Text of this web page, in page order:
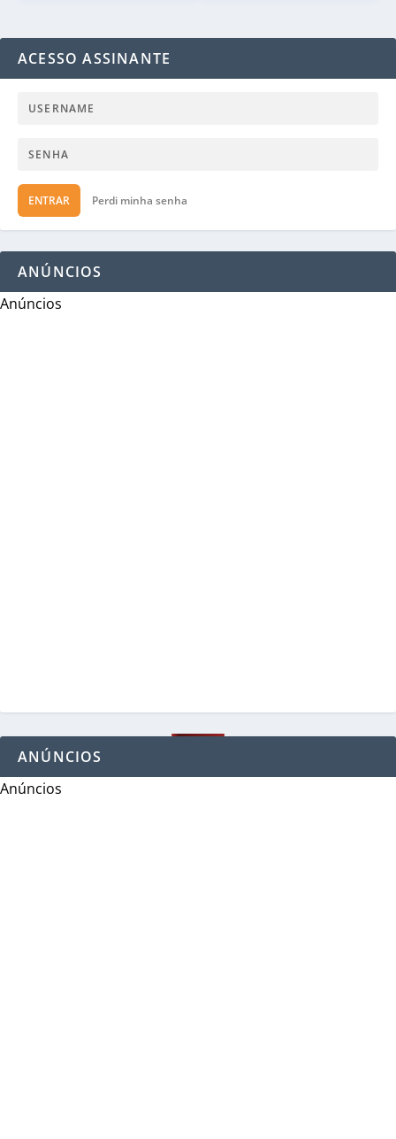
ACESSO ASSINANTE
ENTRAR Perdi minha senha
ANÚNCIOS
Anúncios
ANÚNCIOS
Anúncios